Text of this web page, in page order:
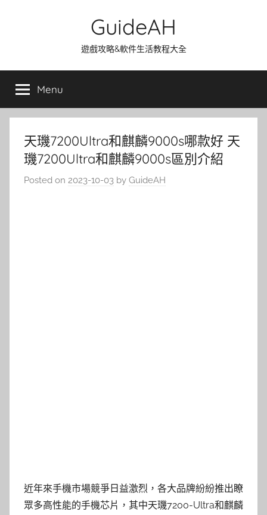
GuideAH
遊戲攻略&軟件生活教程大全
Menu
天璣7200Ultra和麒麟9000s哪款好 天
璣7200Ultra和麒麟9000s區別介紹
Posted on 2023-10-03 by GuideAH
近年來手機市場競爭日益激烈，各大品牌紛紛推出瞭
眾多高性能的手機芯片，其中天璣7200-Ultra和麒麟